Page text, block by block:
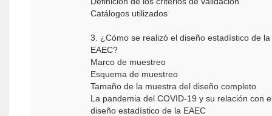
Catálogos utilizados
3. ¿Cómo se realizó el diseño estadístico de la
EAEC?
Marco de muestreo
Esquema de muestreo
Tamaño de la muestra del diseño completo
La pandemia del COVID-19 y su relación con
diseño estadístico de la EAEC